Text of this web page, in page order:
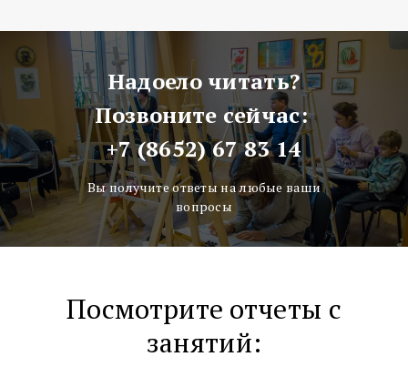
Надоело читать?
Позвоните сейчас:
+7 (8652) 67 83 14
Вы получите ответы на любые ваши
вопросы
Посмотрите отчеты с
занятий: